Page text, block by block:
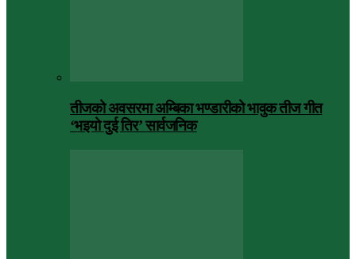
तीजको अवसरमा अम्बिका भण्डारीको भावुक तीज गीत
‘भइयो दुई तिर’ सार्वजनिक